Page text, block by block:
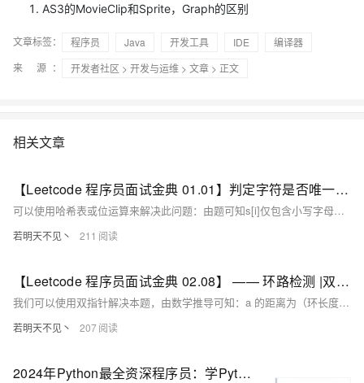
AS3的MovieClip和Sprite，Graph的区别
文章标签： 程序员 Java 开发工具 IDE
编译器
来 源：
开发者社区 > 开发与运维 > 文章 > 正文
相关文章
【Leetcode 程序员面试金典 01.01】判定字符是否唯一 —— 位运算|哈希表
可以使用哈希表或位运算来解决此问题：由题可知s[i]仅包含小写字母，int[26]即能表示字符的出现次数；
若明天不见丶 211
【Leetcode 程序员面试金典 02.08】 —— 环路检测 |双指针
我们可以使用双指针解决本题，由数学推导可知：a 的距离为（环长度的倍数 - b），即 tmp 指针从头节点走到环开头节点等于 slow 指针走到环开头节点的距离
若明天不见丶 207
2024年Python最全资深程序员：学Python我推荐你用这几款编辑器，2024年最新面试考哪些